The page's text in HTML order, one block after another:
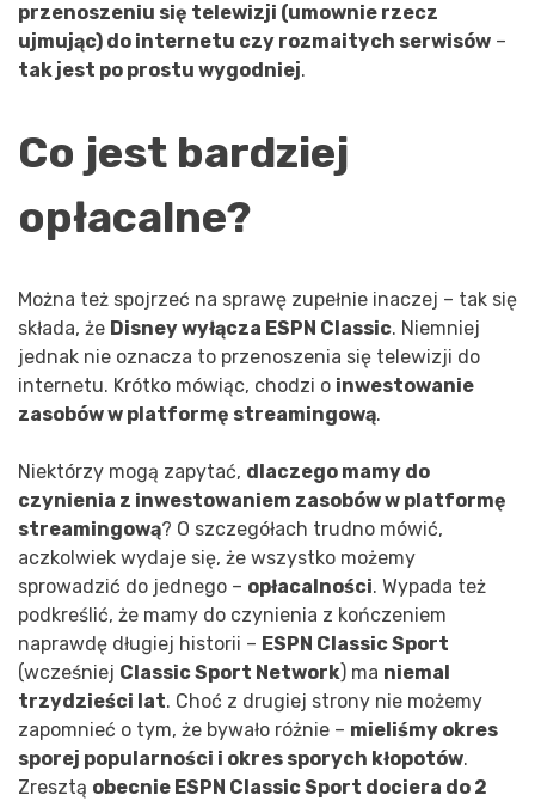
przenoszeniu się telewizji (umownie rzecz
ujmując) do internetu czy rozmaitych serwisów –
tak jest po prostu wygodniej.
Co jest bardziej
opłacalne?
Można też spojrzeć na sprawę zupełnie inaczej – tak się
składa, że Disney wyłącza ESPN Classic. Niemniej
jednak nie oznacza to przenoszenia się telewizji do
internetu. Krótko mówiąc, chodzi o inwestowanie
zasobów w platformę streamingową.
Niektórzy mogą zapytać, dlaczego mamy do
czynienia z inwestowaniem zasobów w platformę
streamingową? O szczegółach trudno mówić,
aczkolwiek wydaje się, że wszystko możemy
sprowadzić do jednego – opłacalności. Wypada też
podkreślić, że mamy do czynienia z kończeniem
naprawdę długiej historii – ESPN Classic Sport
(wcześniej Classic Sport Network) ma niemal
trzydzieści lat. Choć z drugiej strony nie możemy
zapomnieć o tym, że bywało różnie – mieliśmy okres
sporej popularności i okres sporych kłopotów.
Zresztą obecnie ESPN Classic Sport dociera do 2